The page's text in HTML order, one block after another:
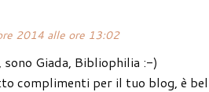
2014 alle ore 13:02
sono Giada, Bibliophilia :-)
complimenti per il tuo blog, è